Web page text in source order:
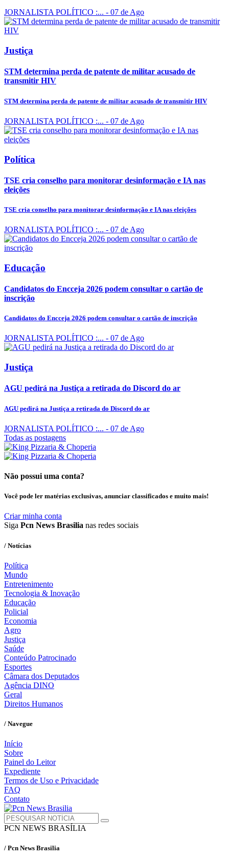
JORNALISTA POLÍTICO :... - 07 de Ago
Justiça
STM determina perda de patente de militar acusado de
transmitir HIV
STM determina perda de patente de militar acusado de transmitir HIV
JORNALISTA POLÍTICO :... - 07 de Ago
Política
TSE cria conselho para monitorar desinformação e IA nas
eleições
TSE cria conselho para monitorar desinformação e IA nas eleições
JORNALISTA POLÍTICO :... - 07 de Ago
Educação
Candidatos do Encceja 2026 podem consultar o cartão de
inscrição
Candidatos do Encceja 2026 podem consultar o cartão de inscrição
JORNALISTA POLÍTICO :... - 07 de Ago
Justiça
AGU pedirá na Justiça a retirada do Discord do ar
AGU pedirá na Justiça a retirada do Discord do ar
JORNALISTA POLÍTICO :... - 07 de Ago
Todas as postagens
Não possui uma conta?
Você pode ler matérias exclusivas, anunciar classificados e muito mais!
Criar minha conta
Siga Pcn News Brasilia nas redes sociais
/ Notícias
Política
Mundo
Entretenimento
Tecnologia & Inovação
Educação
Policial
Economia
Agro
Justiça
Saúde
Conteúdo Patrocinado
Esportes
Câmara dos Deputados
Agência DINO
Geral
Direitos Humanos
/ Navegue
Início
Sobre
Painel do Leitor
Expediente
Termos de Uso e Privacidade
FAQ
Contato
PCN NEWS BRASÍLIA
/ Pcn News Brasilia